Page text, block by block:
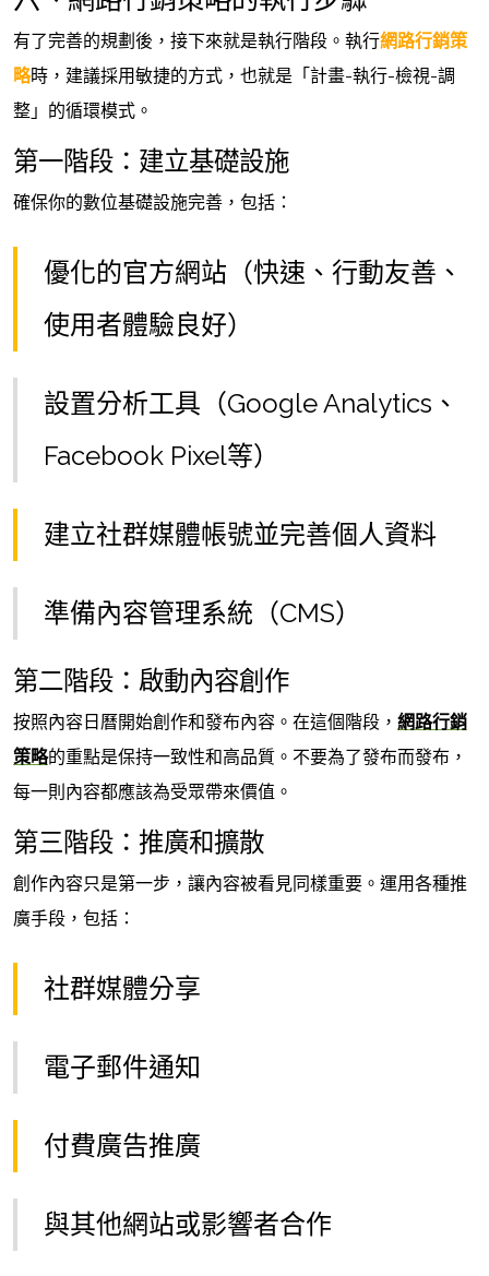
有了完善的規劃後，接下來就是執行階段。執行網路行銷策
略時，建議採用敏捷的方式，也就是「計畫-執行-檢視-調
整」的循環模式。
第一階段：建立基礎設施
確保你的數位基礎設施完善，包括：
優化的官方網站（快速、行動友善、
使用者體驗良好）
設置分析工具（Google Analytics、
Facebook Pixel等）
建立社群媒體帳號並完善個人資料
準備內容管理系統（CMS）
第二階段：啟動內容創作
按照內容日曆開始創作和發布內容。在這個階段， 網路行銷
策略的重點是保持一致性和高品質。不要為了發布而發布，
每一則內容都應該為受眾帶來價值。
第三階段：推廣和擴散
創作內容只是第一步，讓內容被看見同樣重要。運用各種推
廣手段，包括：
社群媒體分享
電子郵件通知
付費廣告推廣
與其他網站或影響者合作